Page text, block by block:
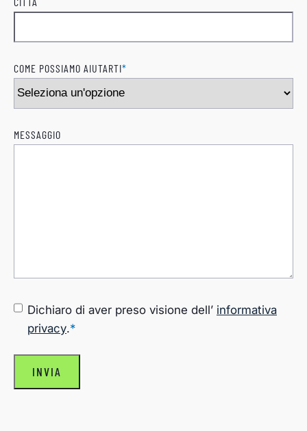
COME POSSIAMO AIUTARTI*
MESSAGGIO
CONSENSO*
Dichiaro di aver preso visione dell’ informativa
privacy.*
INVIA